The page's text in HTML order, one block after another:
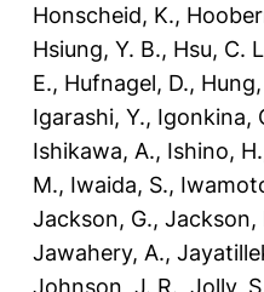
Honscheid, K.,
Hsiung, Y. B., Hsu, C.
E., Hufnagel, D.,
Igarashi, Y., Igonkina,
Ishikawa, A., Ishino, H.
M., Iwaida, S.,
Jackson, G., Jackson,
Jawahery, A.,
Johnson, J. R. Jolly, S.